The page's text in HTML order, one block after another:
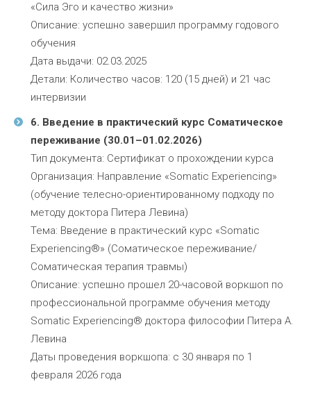
«Сила Эго и качество жизни»
Описание: успешно завершил программу годового
обучения
Дата выдачи: 02.03.2025
Детали: Количество часов: 120 (15 дней) и 21 час
интервизии
6. Введение в практический курс Соматическое
переживание (30.01–01.02.2026)
Тип документа: Сертификат о прохождении курса
Организация: Направление «Somatic Experiencing»
(обучение телесно-ориентированному подходу по
методу доктора Питера Левина)
Тема: Введение в практический курс «Somatic
Experiencing®» (Соматическое переживание/
Соматическая терапия травмы)
Описание: успешно прошел 20-часовой воркшоп по
профессиональной программе обучения методу
Somatic Experiencing® доктора философии Питера А.
Левина
Даты проведения воркшопа: с 30 января по 1
февраля 2026 года